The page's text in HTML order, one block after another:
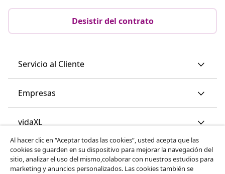
Desistir del contrato
Servicio al Cliente
Empresas
vidaXL
Descubre mas
Al hacer clic en “Aceptar todas las cookies”, usted acepta que las
cookies se guarden en su dispositivo para mejorar la navegación del
sitio, analizar el uso del mismo,colaborar con nuestros estudios para
marketing y anuncios personalizados. Las cookies también se